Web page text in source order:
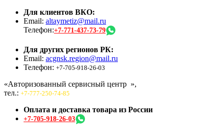
Для клиентов ВКО:
Email: altaymetiz@mail.ru
Телефон:+7-771-437-73-79
Для других регионов РК:
Email: acgnsk.region@mail.ru
Телефон: +7-705-918-26-03
«Авторизованный сервисный центр »,
тел.: +7-777-250-74-85
Оплата и доставка товара из России
+7-705-918-26-03